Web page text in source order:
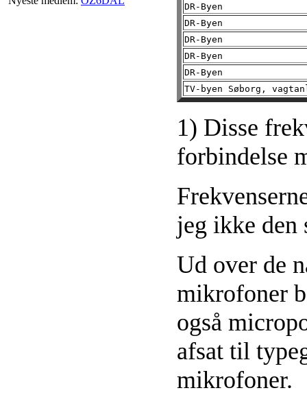
DR-Byen
DR-Byen
DR-Byen
DR-Byen
DR-Byen
TV-byen Søborg,
1) Disse
forbindelse
jeg ikke den
Ud over de
mikrofoner
også
afsat til
mikrofoner.